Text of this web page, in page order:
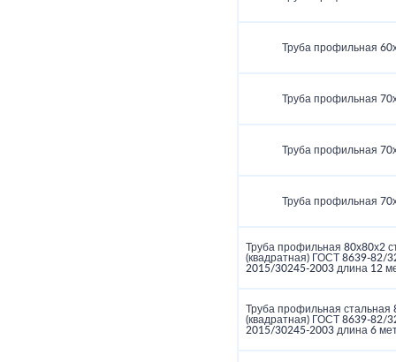
Труба профильная
Труба профильная
Труба профильная
Труба профильная
Труба профильная 80х80х2
(квадратная) ГОСТ 8639-82/
2015/30245-2003 длина 12
Труба профильная стальная
(квадратная) ГОСТ 8639-82/
2015/30245-2003 длина 6